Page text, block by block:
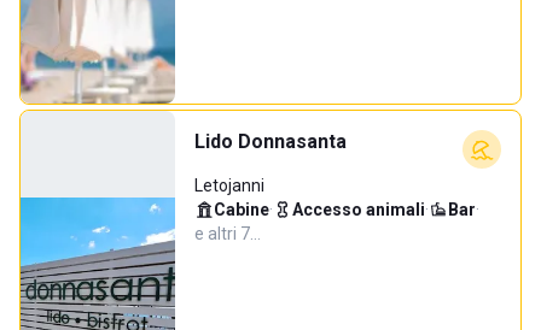
Lido Donnasanta
Letojanni
Cabine· Accesso animali· Bar·
e altri 7…